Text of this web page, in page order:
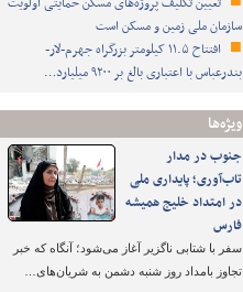
سازمان ملی زمین و مسکن است
افتتاح ۱۱.۵ کیلومتر بزرگراه جهرم-لار-
بندرعباس با اعتباری بالغ بر ۹۲۰۰ میلیارد…
ویژه‌ها
جنوب در مدار
تاب‌آوری؛ پایداری ملی
در امتداد خلیج همیشه
فارس
سفر با شتابی ناگزیر آغاز می‌شود؛ آنگاه که خبر
تجاوز بامداد روز شنبه دشمن به شریان‌های…